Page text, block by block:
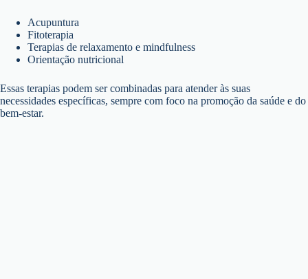
Acupuntura
Fitoterapia
Terapias de relaxamento e mindfulness
Orientação nutricional
Essas terapias podem ser combinadas para atender às suas
necessidades específicas, sempre com foco na promoção da saúde e do
bem-estar.